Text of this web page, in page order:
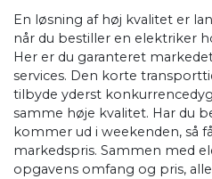
​En løsning af høj kvalitet er
når du bestiller en elektriker
Her er du garanteret
services. Den korte
tilbyde yderst
samme høje kvalitet. Har du
kommer ud i weekenden, så
markedspris. Sammen med
opgavens omfang og pris,